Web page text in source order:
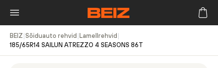
BEIZ Sõiduauto rehvid Lamellrehvid
185/65R14 SAILUN ATREZZO 4 SEASONS 86T